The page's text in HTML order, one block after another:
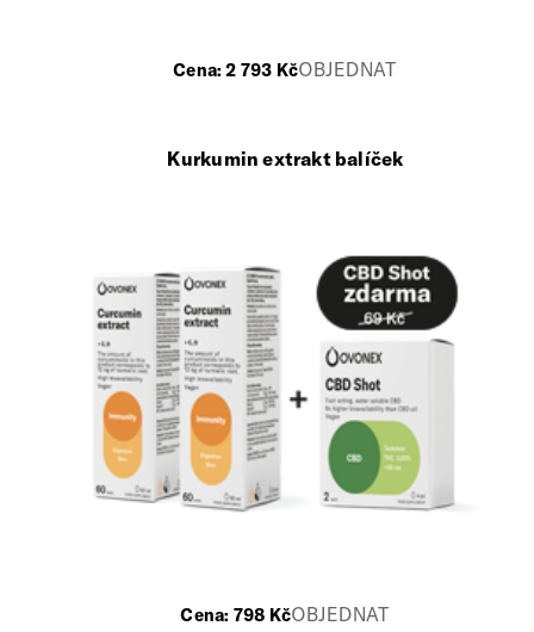
Cena:2 793 KčOBJEDNAT
Kurkumin extrakt balíček
Cena: 798 KčOBJEDNAT